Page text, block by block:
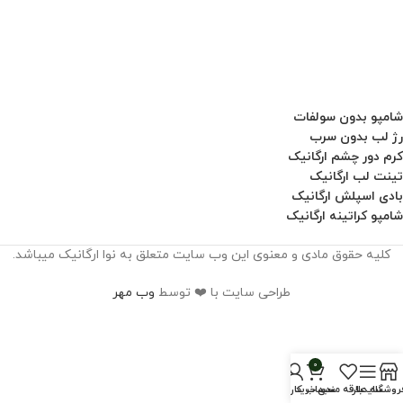
شامپو بدون سولفات
رژ لب بدون سرب
کرم دور چشم ارگانیک
تینت لب ارگانیک
بادی اسپلش ارگانیک
شامپو کراتینه ارگانیک
کلیه حقوق مادی و معنوی این وب سایت متعلق به نوا ارگانیک میباشد.
طراحی سایت با ❤️ توسط وب مهر
سایدبارعلاقه مندی
0
سبد خرید
حساب کاربری من